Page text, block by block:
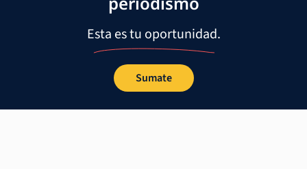
Esta es tu oportunidad.
Sumate